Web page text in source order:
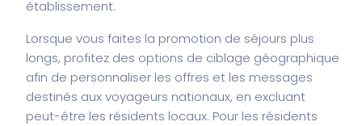
établissement.
Lorsque vous faites la promotion de séjours plus
longs, profitez des options de ciblage géographique
afin de personnaliser les offres et les messages
destinés aux voyageurs nationaux, en excluant
peut-être les résidents locaux. Pour les résidents